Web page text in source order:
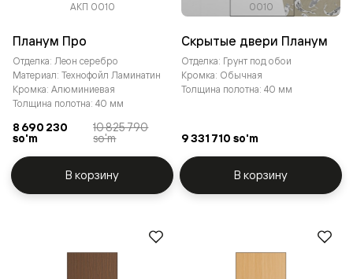
АКП 0010
Планум Про
Отделка: Леон серебро
Материал: Технофойл Ламинатин
Кромка: Алюминиевая
Толщина полотна: 40 мм
8 690 230
so'm
10 825 790
so'm
В корзину
0010
Скрытые двери Планум
Отделка: Грунт под обои
Кромка: Обычная
Толщина полотна: 40 мм
9 331 710 so'm
В корзину